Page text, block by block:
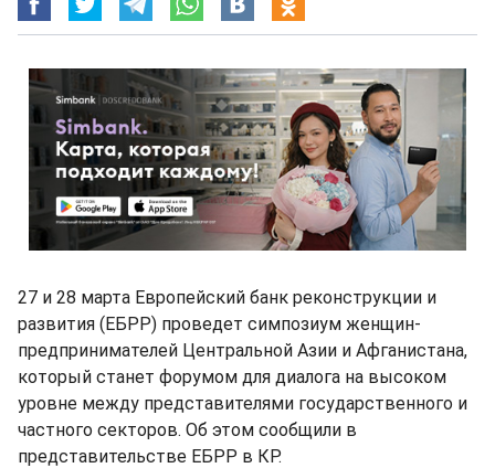
27 и 28 марта Европейский банк реконструкции и
развития (ЕБРР) проведет симпозиум женщин-
предпринимателей Центральной Азии и Афганистана,
который станет форумом для диалога на высоком
уровне между представителями государственного и
частного секторов. Об этом сообщили в
представительстве ЕБРР в КР.